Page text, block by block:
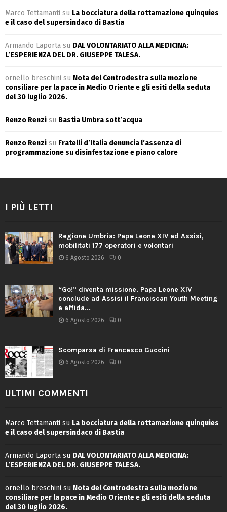
Marco Tettamanti su La bocciatura della rottamazione quinquies
e il caso del supersindaco di Bastia
Armando Laporta su DAL VOLONTARIATO ALLA MEDICINA:
L’ESPERIENZA DEL DR. GIUSEPPE TALESA.
ornello breschini su Nota del Centrodestra sulla mozione
consiliare per la pace in Medio Oriente e gli esiti della seduta
del 30 luglio 2026.
Renzo Renzi su Bastia Umbra sott’acqua
Renzo Renzi su Fratelli d’Italia denuncia l’assenza di
programmazione su disinfestazione e piano calore
I PIÙ LETTI
Regione Umbria: Papa Leone XIV ad Assisi,
mobilitati 177 operatori e volontari
6 Agosto 2026 0
“Go!” diventa missione. Papa Leone XIV
conclude ad Assisi il Franciscan Youth Meeting
e affida...
6 Agosto 2026 0
Scomparsa di Francesco Guccini
6 Agosto 2026 0
ULTIMI COMMENTI
Marco Tettamanti su La bocciatura della rottamazione quinquies
e il caso del supersindaco di Bastia
Armando Laporta su DAL VOLONTARIATO ALLA MEDICINA:
L’ESPERIENZA DEL DR. GIUSEPPE TALESA.
ornello breschini su Nota del Centrodestra sulla mozione
consiliare per la pace in Medio Oriente e gli esiti della seduta
del 30 luglio 2026.